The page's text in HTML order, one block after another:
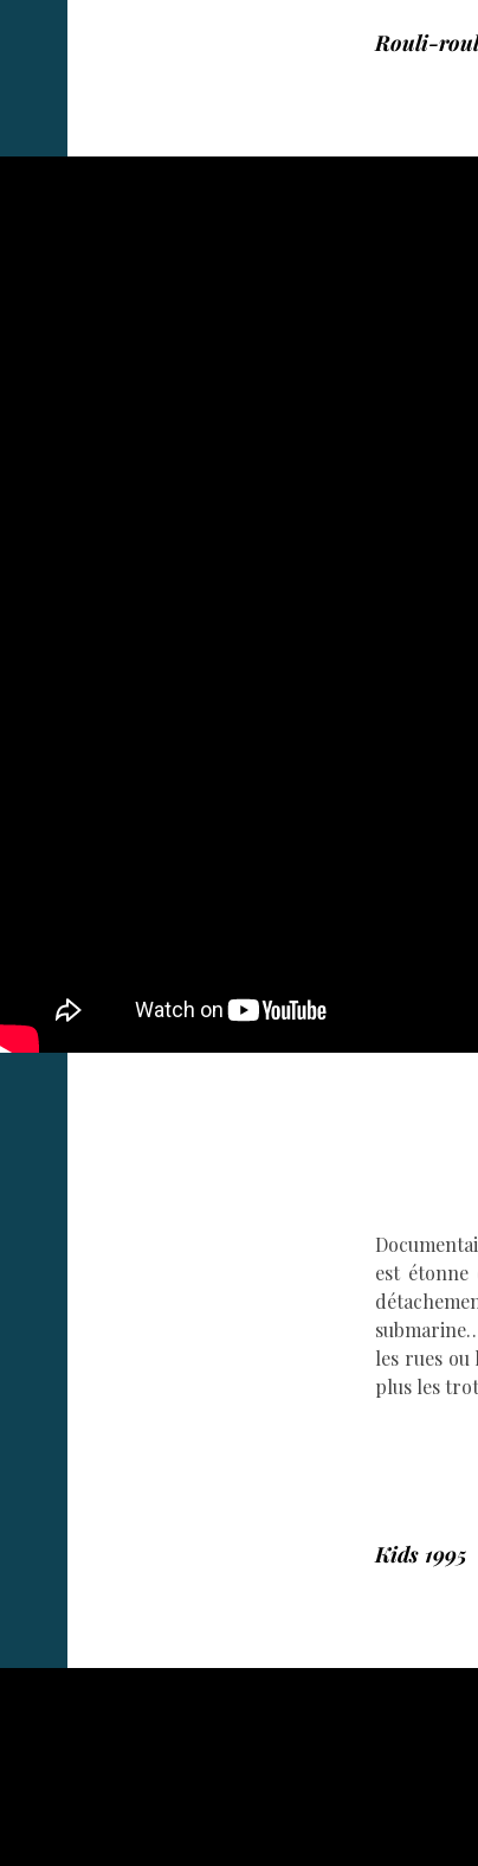
Rouli-
est
les rues ou
plus les
Kids 1995